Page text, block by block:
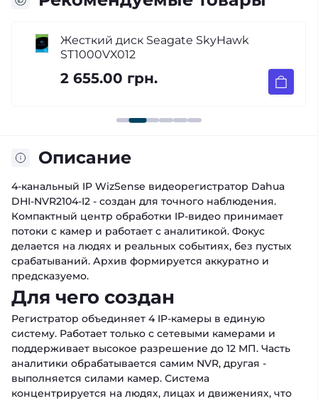
Жесткий диск Seagate SkyHawk
ST1000VX012
2 655.00 грн.
Описание
4-канальный IP WizSense видеорегистратор Dahua
DHI-NVR2104-I2 - создан для точного наблюдения.
Компактный центр обработки IP-видео принимает
потоки с камер и работает с аналитикой. Фокус
делается на людях и реальных событиях, без пустых
срабатываний. Архив формируется аккуратно и
предсказуемо.
Для чего создан
Регистратор объединяет 4 IP-камеры в единую
систему. Работает только с сетевыми камерами и
поддерживает высокое разрешение до 12 МП. Часть
аналитики обрабатывается самим NVR, другая -
выполняется силами камер. Система
концентрируется на людях, лицах и движениях, что